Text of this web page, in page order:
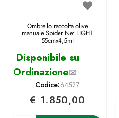
Ombrello raccolta olive
manuale Spider Net LIGHT
55cmx4,5mt
Disponibile su
Ordinazione✉
Codice:64527
€ 1.850,00